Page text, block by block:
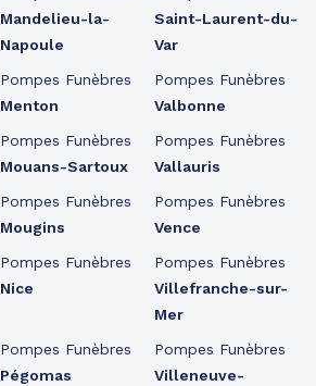
Mandelieu-la-
Napoule
Pompes Funèbres
Menton
Pompes Funèbres
Mouans-Sartoux
Pompes Funèbres
Mougins
Pompes Funèbres
Nice
Pompes Funèbres
Pégomas
Saint-Laurent-du-
Var
Pompes Funèbres
Valbonne
Pompes Funèbres
Vallauris
Pompes Funèbres
Vence
Pompes Funèbres
Villefranche-sur-
Mer
Pompes Funèbres
Villeneuve-